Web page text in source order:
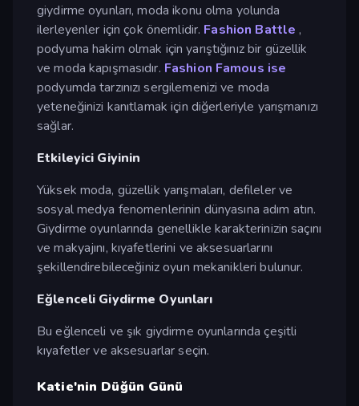
giydirme oyunları, moda ikonu olma yolunda
ilerleyenler için çok önemlidir. Fashion Battle ,
podyuma hakim olmak için yarıştığınız bir güzellik
ve moda kapışmasıdır. Fashion Famous ise
podyumda tarzınızı sergilemenizi ve moda
yeteneğinizi kanıtlamak için diğerleriyle yarışmanızı
sağlar.
Etkileyici Giyinin
Yüksek moda, güzellik yarışmaları, defileler ve
sosyal medya fenomenlerinin dünyasına adım atın.
Giydirme oyunlarında genellikle karakterinizin saçını
ve makyajını, kıyafetlerini ve aksesuarlarını
şekillendirebileceğiniz oyun mekanikleri bulunur.
Eğlenceli Giydirme Oyunları
Bu eğlenceli ve şık giydirme oyunlarında çeşitli
kıyafetler ve aksesuarlar seçin.
Katie'nin Düğün Günü